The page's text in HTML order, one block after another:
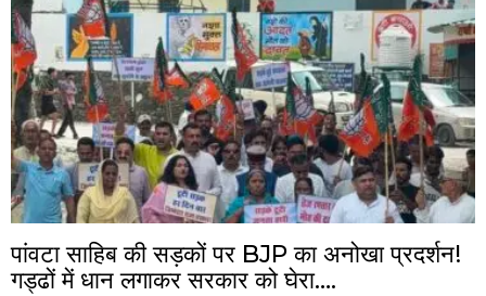
पांवटा साहिब की सड़कों पर BJP का अनोखा प्रदर्शन!
गड्ढों में धान लगाकर सरकार को घेरा….